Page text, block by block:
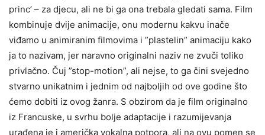
princ’ – za djecu, ali ne bi ga ona trebala gledati sama. Film
kombinuje dvije animacije, onu modernu kakvu inače
viđamo u animiranim filmovima i ”plastelin” animaciju kako
ja to nazivam, jer naravno originalni naziv ne zvuči toliko
privlačno. Čuj ”stop-motion”, ali nejse, to ga čini svejedno
stvarno unikatnim i jednim od najboljih od ove godine što
ćemo dobiti iz ovog žanra. S obzirom da je film originalno
iz Francuske, u svrhu bolje adaptacije i razumijevanja
urađena je i američka vokalna potpora, ali na ovu pomen se